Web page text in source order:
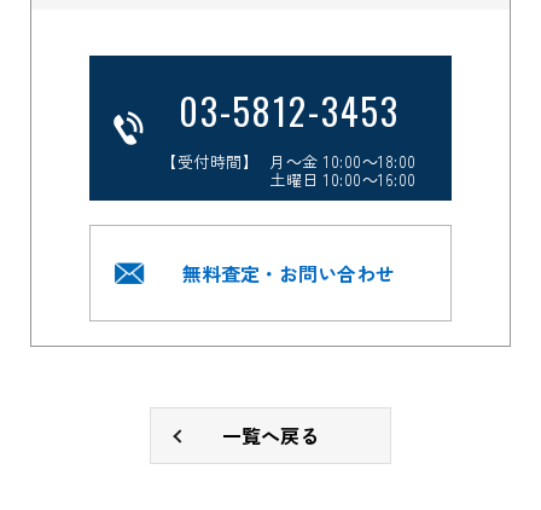
03-5812-3453
【受付時間】 月～金 10:00～18:00
土曜日 10:00～16:00
無料査定・お問い合わせ
一覧へ戻る